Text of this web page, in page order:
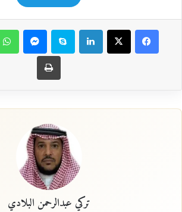
فيسبوك‫X لينكدإن سكايب ماسنجر
طباعة
تركي عبدالرحمن البلادي